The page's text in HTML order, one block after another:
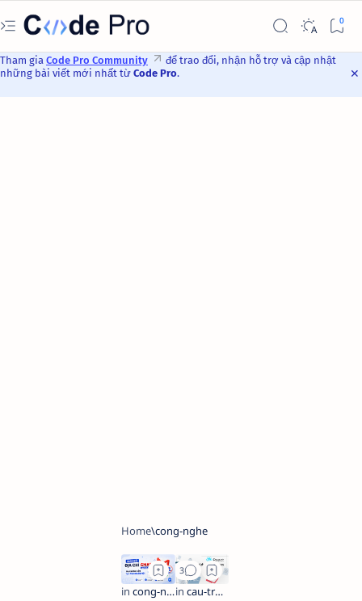
Tham gia Code Pro Community
để trao đổi, nhận hỗ trợ và cập nhật
những bài viết mới nhất từ Code Pro.